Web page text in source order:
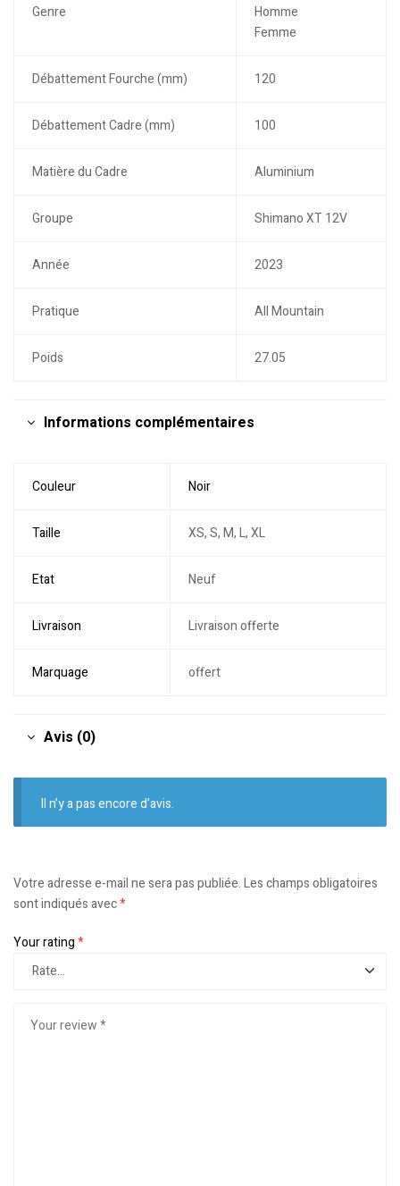
Genre
Homme
Femme
Débattement Fourche (mm) 120
Débattement Cadre (mm) 100
Matière du Cadre Aluminium
Groupe Shimano XT 12V
Année 2023
Pratique All Mountain
Poids 27.05
Informations complémentaires
Couleur Noir
Taille XS, S, M, L, XL
Etat Neuf
Livraison Livraison offerte
Marquage offert
Avis (0)
Il n’y a pas encore d’avis.
Votre adresse e-mail ne sera pas publiée.Les champs obligatoires
sont indiqués avec*
Your rating*